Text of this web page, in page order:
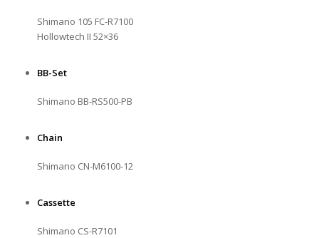
Shimano 105 FC-R7100
Hollowtech II 52×36
BB-Set
Shimano BB-RS500-PB
Chain
Shimano CN-M6100-12
Cassette
Shimano CS-R7101